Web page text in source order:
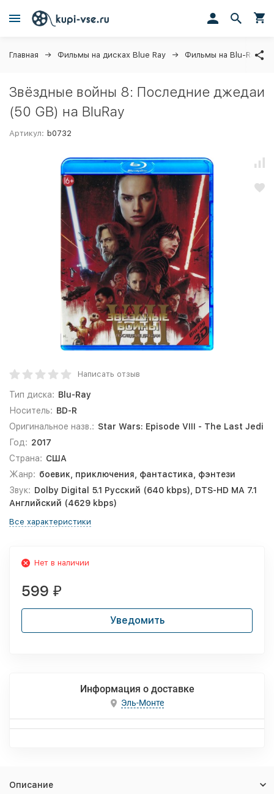
Главная Фильмы на дисках Blue Ray Фильмы на Blu-Ray
Звёздные войны 8: Последние джедаи
(50 GB) на BluRay
Артикул: b0732
Написать отзыв
Тип диска: Blu-Ray
Носитель: BD-R
Оригинальное назв.: Star Wars: Episode VIII - The Last Jedi
Год: 2017
Страна: США
Жанр: боевик, приключения, фантастика, фэнтези
Звук: Dolby Digital 5.1 Русский (640 kbps), DTS-HD MA 7.1
Английский (4629 kbps)
Все характеристики
Нет в наличии
599 ₽
Уведомить
Информация о доставке
Эль-Монте
Описание